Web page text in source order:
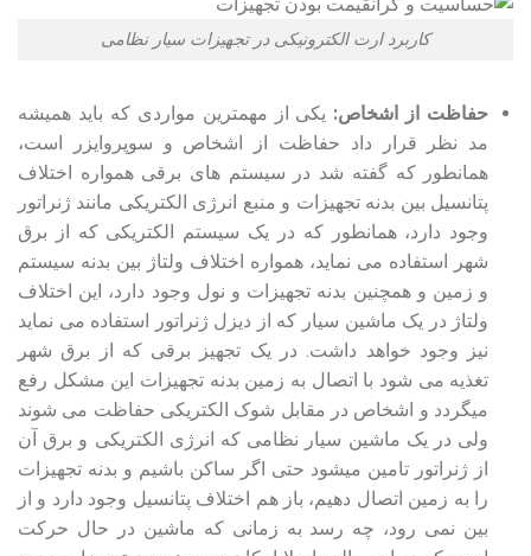
کاربرد ارت الکترونیکی در تجهیزات سیار نظامی
حفاظت از اشخاص: یکی از مهمترین مواردی که باید همیشه
مد نظر قرار داد حفاظت از اشخاص و سوپروایزر است،
همانطور که گفته شد در سیستم های برقی همواره اختلاف
پتانسیل بین بدنه تجهیزات و منبع انرژی الکتریکی مانند ژنراتور
وجود دارد، همانطور که در یک سیستم الکتریکی که از برق
شهر استفاده می نماید، همواره اختلاف ولتاژ بین بدنه سیستم
و زمین و همچنین بدنه تجهیزات و نول وجود دارد، این اختلاف
ولتاژ در یک ماشین سیار که از دیزل ژنراتور استفاده می نماید
نیز وجود خواهد داشت. در یک تجهیز برقی که از برق شهر
تغذیه می شود با اتصال به زمین بدنه تجهیزات این مشکل رفع
می‏گردد و اشخاص در مقابل شوک الکتریکی حفاظت می شوند
ولی در یک ماشین سیار نظامی که انرژی الکتریکی و برق آن
از ژنراتور تامین می‏شود حتی اگر ساکن باشیم و بدنه تجهیزات
را به زمین اتصال دهیم، باز هم اختلاف پتانسیل وجود دارد و از
بین نمی رود، چه رسد به زمانی که ماشین در حال حرکت